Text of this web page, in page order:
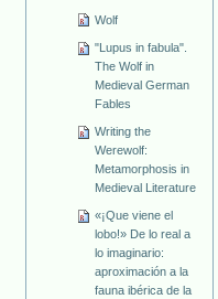
Wolf
"Lupus in fabula".
The Wolf in
Medieval German
Fables
Writing the
Werewolf:
Metamorphosis in
Medieval Literature
«¡Que viene el
lobo!» De lo real a
lo imaginario:
aproximación a la
fauna ibérica de la